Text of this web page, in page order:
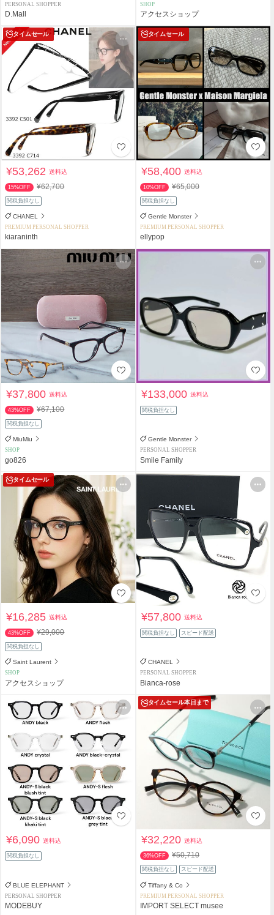
PERSONAL SHOPPER
D.Mall
SHOP
アクセスショップ
タイムセール
¥53,262送料込
15%OFF ¥62,700
関税負担なし
CHANEL
PREMIUM PERSONAL SHOPPER
kiaraninth
タイムセール
¥58,400送料込
10%OFF ¥65,000
関税負担なし
Gentle Monster
PREMIUM PERSONAL SHOPPER
ellypop
¥37,800送料込
43%OFF ¥67,100
関税負担なし
MiuMiu
SHOP
go826
¥133,000送料込
関税負担なし
Gentle Monster
PERSONAL SHOPPER
Smile Family
タイムセール
¥16,285送料込
43%OFF ¥29,000
関税負担なし
Saint Laurent
SHOP
アクセスショップ
¥57,800送料込
関税負担なし スピード配送
CHANEL
PERSONAL SHOPPER
Bianca-rose
¥6,090送料込
関税負担なし
BLUE ELEPHANT
PERSONAL SHOPPER
MODEBUY
タイムセール本日まで
¥32,220送料込
36%OFF ¥50,710
関税負担なし スピード配送
Tiffany & Co
PREMIUM PERSONAL SHOPPER
IMPORT SELECT musee